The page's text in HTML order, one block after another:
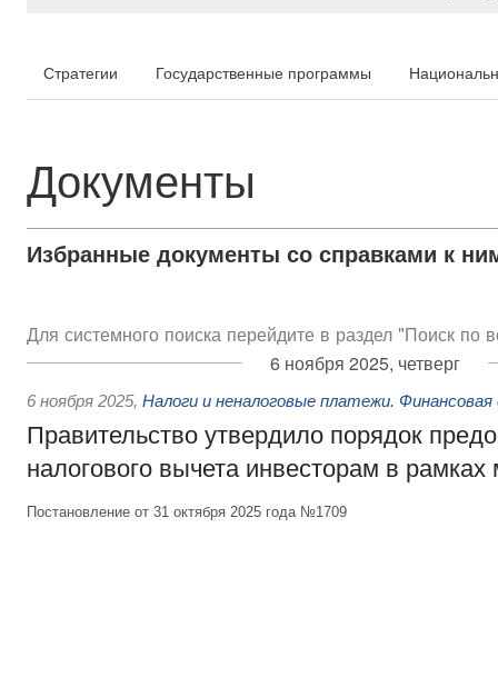
Стратегии Государственные программы
Документы
Избранные документы со справками к
Для системного поиска перейдите в раздел "Поиск по
6 ноября 2025, четверг
6 ноября 2025, Налоги и неналоговые платежи.
Правительство утвердило порядок
налогового вычета инвесторам в
Постановление от 31 октября 2025 года №1709